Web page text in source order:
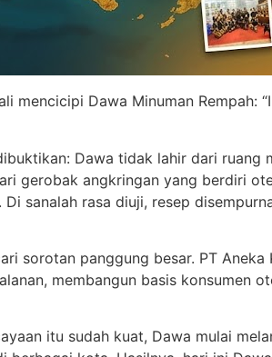
Dawa Minuman Rempah:
Dawa tidak lahir dari ruang
gerobak angkringan yang berdiri
sanalah rasa diuji, resep
sorotan panggung besar. PT
membangun basis konsumen
itu sudah kuat, Dawa mulai